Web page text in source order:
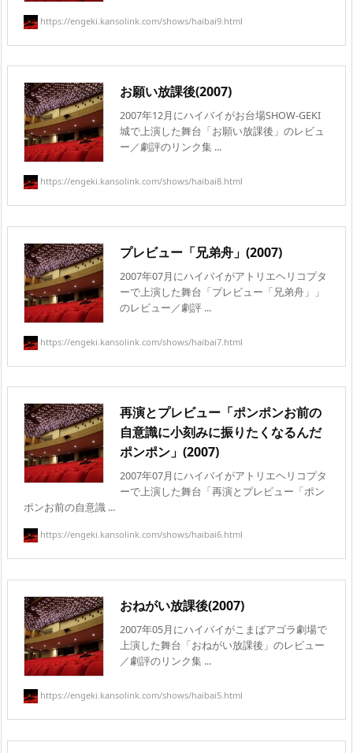
https://engeki.kansolink.com/shows/haibai9.html
お願い放課後(2007)
2007年12月にハイバイがお台場SHOW-GEKI
城で上演した舞台「お願い放課後」のレビュ
ー／劇評のリンク集 ...
https://engeki.kansolink.com/shows/haibai8.html
プレビュー「兄弟舟」(2007)
2007年07月にハイバイがアトリエヘリコプタ
ーで上演した舞台「プレビュー「兄弟舟」」
のレビュー／劇評 ...
https://engeki.kansolink.com/shows/haibai7.html
再演とプレビュー「ポンポンお前の
自意識に小刻みに振りたくなるんだ
ポンポン」(2007)
2007年07月にハイバイがアトリエヘリコプタ
ーで上演した舞台「再演とプレビュー「ポン
ポンお前の自意識 ...
https://engeki.kansolink.com/shows/haibai6.html
おねがい放課後(2007)
2007年05月にハイバイがこまばアゴラ劇場で
上演した舞台「おねがい放課後」のレビュー
／劇評のリンク集 ...
https://engeki.kansolink.com/shows/haibai5.html